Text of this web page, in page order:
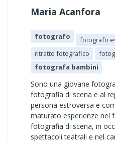
Maria Acanfora
fotografo
fotografo
ritratto fotografico
fotografa bambini
Sono una giovane
fotografia di scena e al
persona estroversa e
maturato esperienze nel
fotografia di scena, in
spettacoli teatrali e nel